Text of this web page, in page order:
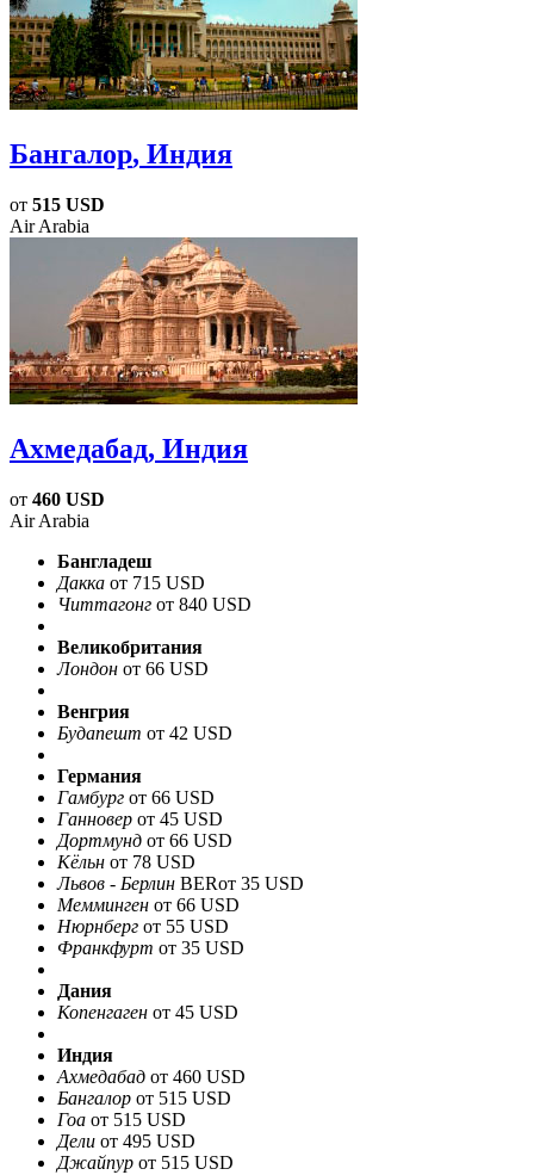
Бангалор, Индия
от 515 USD
Air Arabia
Ахмедабад, Индия
от 460 USD
Air Arabia
Бангладеш
Дакка от 715 USD
Читтагонг от 840 USD
Великобритания
Лондон от 66 USD
Венгрия
Будапешт от 42 USD
Германия
Гамбург от 66 USD
Ганновер от 45 USD
Дортмунд от 66 USD
Кёльн от 78 USD
Львов - Берлин BERот 35 USD
Мемминген от 66 USD
Нюрнберг от 55 USD
Франкфурт от 35 USD
Дания
Копенгаген от 45 USD
Индия
Ахмедабад от 460 USD
Бангалор от 515 USD
Гоа от 515 USD
Дели от 495 USD
Джайпур от 515 USD